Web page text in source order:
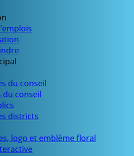
du conseil
du conseil
districts
logo et emblème floral